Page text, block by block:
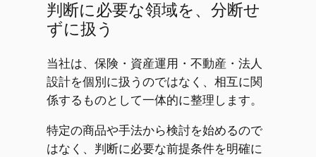
判断に必要な領域を、分断せ
ずに扱う
当社は、保険・資産運用・不動産・法人
設計を個別に扱うのではなく、相互に関
係するものとして一体的に整理します。
特定の商品や手法から検討を始めるので
はなく、判断に必要な前提条件を明確に